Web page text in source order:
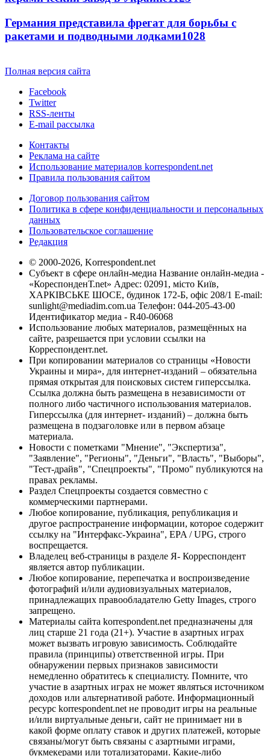
Германия представила фрегат для борьбы с
ракетами и подводными лодками1028
Полная версия сайта
Facebook
Twitter
RSS-ленты
E-mail рассылка
Контакты
Реклама на сайте
Использование материалов korrespondent.net
Правила пользования сайтом
Договор пользования сайтом
Политика в сфере конфиденциальности и персональных
данных
Пользовательское соглашение
Редакция
© 2000-2026, Korrespondent.net
Субъект в сфере онлайн-медиа Название онлайн-медиа -
«КореспонденТ.net» Адрес: 02091, місто Київ,
ХАРКІВСЬКЕ ШОСЕ, будинок 172-Б, офіс 208/1 E-mail:
sunlight@mediadim.com.ua Телефон: 044-205-43-00
Идентификатор медиа - R40-06068
Использование любых материалов, размещённых на
сайте, разрешается при условии ссылки на
Корреспондент.net.
При копировании материалов со страницы «Новости
Украины и мира», для интернет-изданий – обязательна
прямая открытая для поисковых систем гиперссылка.
Ссылка должна быть размещена в независимости от
полного либо частичного использования материалов.
Гиперссылка (для интернет- изданий) – должна быть
размещена в подзаголовке или в первом абзаце
материала.
Новости с пометками "Мнение", "Экспертиза",
"Заявление", "Регионы", "Деньги", "Власть", "Выборы",
"Тест-драйв", "Спецпроекты", "Промо" публикуются на
правах рекламы.
Раздел Спецпроекты создается совместно с
коммерческими партнерами.
Любое копирование, публикация, републикация и
другое распространение информации, которое содержит
ссылку на "Интерфакс-Украина", EPA / UPG, строго
воспрещается.
Владелец веб-страницы в разделе Я- Корреспондент
является автор публикации.
Любое копирование, перепечатка и воспроизведение
фотографий и/или аудиовизуальных материалов,
принадлежащих правообладателю Getty Images, строго
запрещено.
Материалы сайта korrespondent.net предназначены для
лиц старше 21 года (21+). Участие в азартных играх
может вызвать игровую зависимость. Соблюдайте
правила (принципы) ответственной игры. При
обнаружении первых признаков зависимости
немедленно обратитесь к специалисту. Помните, что
участие в азартных играх не может являться источником
доходов или альтернативой работе. Информационный
ресурс korrespondent.net не проводит игры на реальные
и/или виртуальные деньги, сайт не принимает ни в
какой форме оплату ставок и других платежей, которые
связаны/могут быть связаны с азартными играми,
букмекерами или тотализаторами. Какие-либо